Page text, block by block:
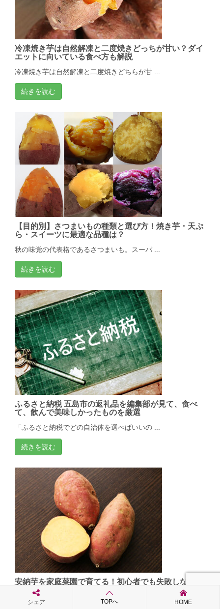
冷凍焼き芋は自然解凍と二度焼きどっちが甘い？ダイ
エットに向いている食べ方も解説
冷凍焼き芋は自然解凍と二度焼きどちらが甘 ...
続きを読む
【目的別】さつまいもの種類と選び方！焼き芋・天ぷ
ら・スイーツに最適な品種は？
秋の味覚の代表格であるさつまいも。スーパ ...
続きを読む
ふるさと納税 五島市の返礼品を編集部が見て、食べ
て、飲んで美味しかったものを厳選
「ふるさと納税でどの自治体を選べばいいの ...
続きを読む
安納芋を家庭菜園で育てる！初心者でも失敗しない植
え付け・水やり・貯蔵のプロ直伝マニュアル
あの「ねっとり甘い安納芋」を自分の手で育 ...
シェア TOPへ HOME